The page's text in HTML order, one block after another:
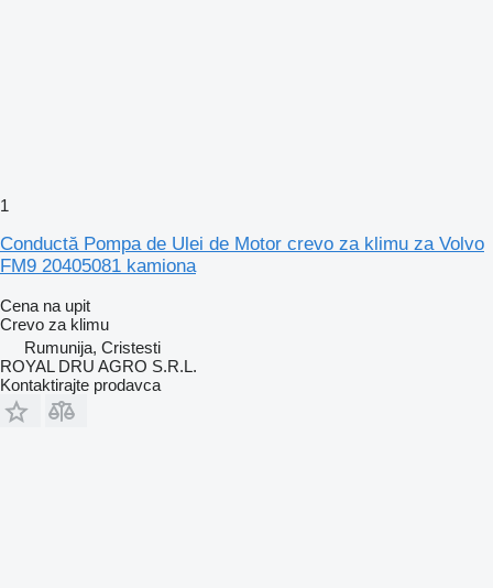
1
Conductă Pompa de Ulei de Motor crevo za klimu za Volvo
FM9 20405081 kamiona
Cena na upit
Crevo za klimu
Rumunija, Cristesti
ROYAL DRU AGRO S.R.L.
Kontaktirajte prodavca